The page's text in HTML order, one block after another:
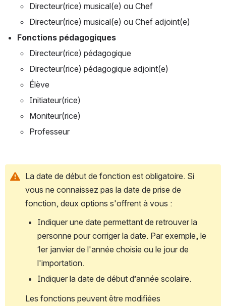
Directeur(rice) musical(e) ou Chef
Directeur(rice) musical(e) ou Chef adjoint(e)
Fonctions pédagogiques
Directeur(rice) pédagogique
Directeur(rice) pédagogique adjoint(e)
Élève
Initiateur(rice)
Moniteur(rice)
Professeur
La date de début de fonction est obligatoire. Si
vous ne connaissez pas la date de prise de
fonction, deux options s'offrent à vous :
Indiquer une date permettant de retrouver la
personne pour corriger la date. Par exemple, le
1er janvier de l'année choisie ou le jour de
l'importation.
Indiquer la date de début d’année scolaire.
Les fonctions peuvent être modifiées